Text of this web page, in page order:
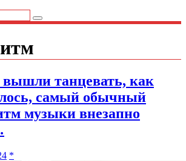
танцевать, как
самый обычный
музыки внезапно
*